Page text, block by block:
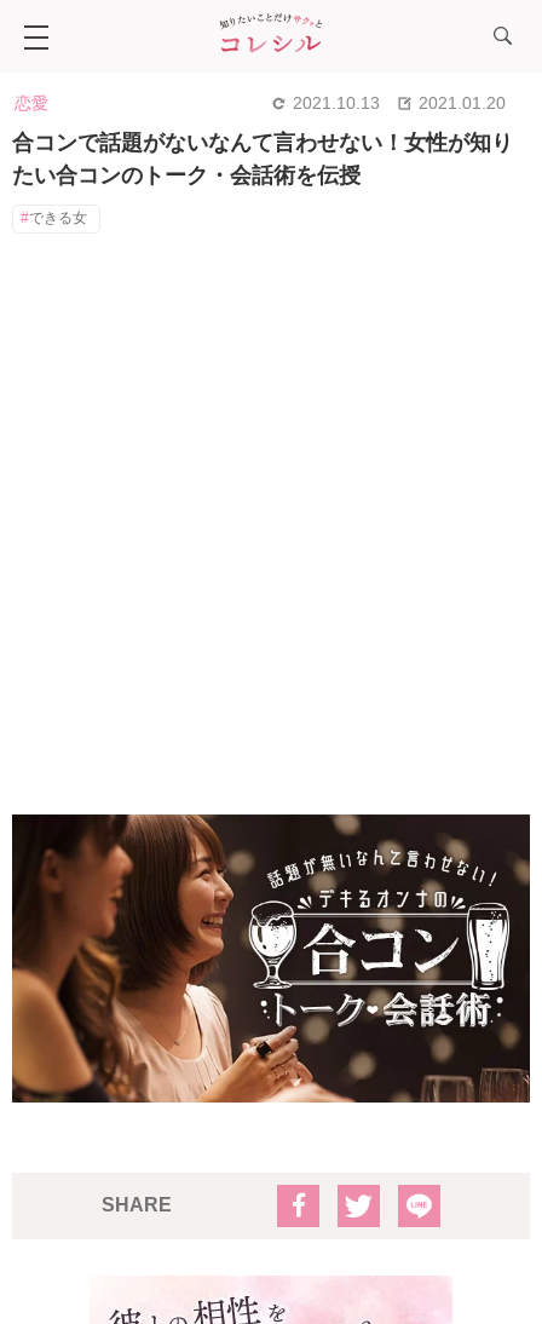
恋愛 2021.10.13 2021.01.20
合コンで話題がないなんて言わせない！女性が知り
たい合コンのトーク・会話術を伝授
できる女
SHARE